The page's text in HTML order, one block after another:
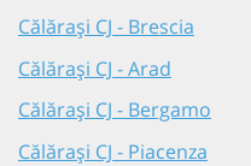
Călărași CJ - Brescia
Călărași CJ - Arad
Călărași CJ - Bergamo
Călărași CJ - Piacenza